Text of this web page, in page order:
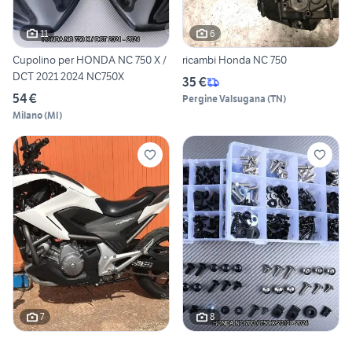
11
Cupolino per HONDA NC 750 X /
DCT 2021 2024 NC750X
54 €
Milano(MI)
6
ricambi Honda NC 750
35 €
Pergine Valsugana (TN)
7 8